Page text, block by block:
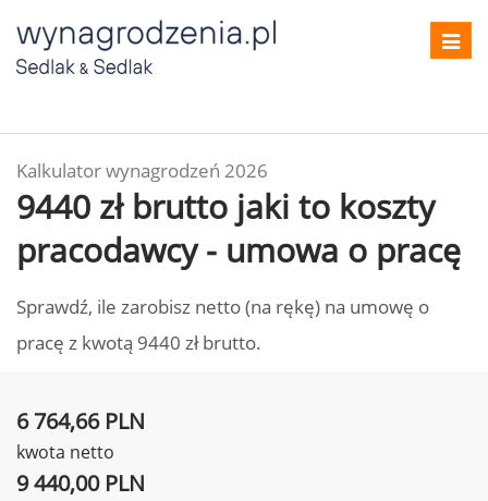
Kalkulator wynagrodzeń 2026
9440 zł brutto jaki to koszty
pracodawcy - umowa o pracę
Sprawdź, ile zarobisz netto (na rękę) na umowę o
pracę z kwotą 9440 zł brutto.
6 764,66 PLN
kwota netto
9 440,00 PLN